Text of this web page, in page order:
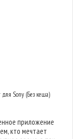
для Sony (Без кеша)
приложение
кто мечтает